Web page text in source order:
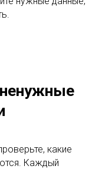
какие
Каждый